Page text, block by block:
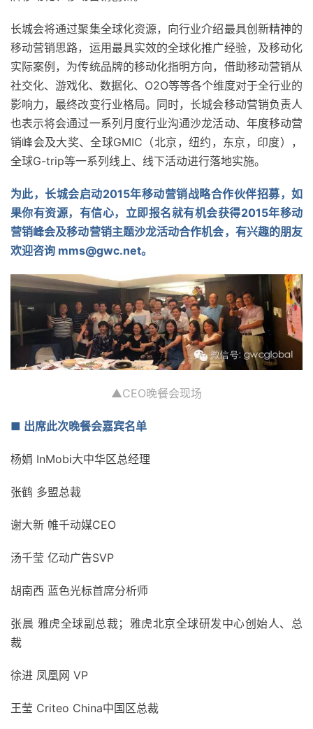
长城会将通过聚集全球化资源，向行业介绍最具创新精神的
移动营销思路，运用最具实效的全球化推广经验，及移动化
实际案例，为传统品牌的移动化指明方向，借助移动营销从
社交化、游戏化、数据化、O2O等等各个维度对于全行业的
影响力，最终改变行业格局。同时，长城会移动营销负责人
也表示将会通过一系列月度行业沟通沙龙活动、年度移动营
销峰会及大奖、全球GMIC（北京，纽约，东京，印度），
全球G-trip等一系列线上、线下活动进行落地实施。
为此，长城会启动2015年移动营销战略合作伙伴招募，如
果你有资源，有信心，立即报名就有机会获得2015年移动
营销峰会及移动营销主题沙龙活动合作机会，有兴趣的朋友
欢迎咨询 mms@gwc.net。
▲CEO晚餐会现场
■ 出席此次晚餐会嘉宾名单
杨娟 InMobi大中华区总经理
张鹤 多盟总裁
谢大新 帷千动媒CEO
汤千莹 亿动广告SVP
胡南西 蓝色光标首席分析师
张晨 雅虎全球副总裁；雅虎北京全球研发中心创始人、总
裁
徐进 凤凰网 VP
王莹 Criteo China中国区总裁